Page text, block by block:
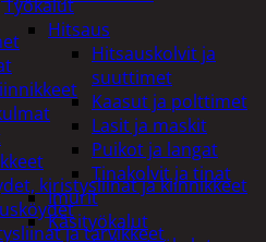
Työkalut
Hitsaus
Hitsauskolvit ja
suuttimet
Kaasut ja polttimet
Lasit ja maskit
Puikot ja langat
Tinakolvit ja tinat
Imurit
Käsityökalut
kiristysliinat ja kiinnikkeet
ja tarvikkeet